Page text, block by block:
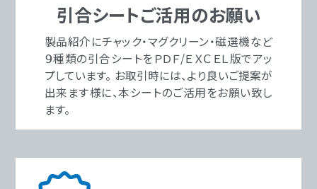
引合シートご活用のお願い
製品紹介にチャック・マグクリーン・磁選機など
９種類の引合シートをＰＤＦ/ＥＸＣＥＬ版でアッ
プしています。 お取引時には、より良いご提案が
出来ます様に、本シートのご活用をお願い致し
ます。